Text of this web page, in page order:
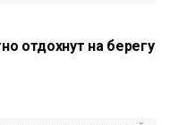
отдохнут на берегу